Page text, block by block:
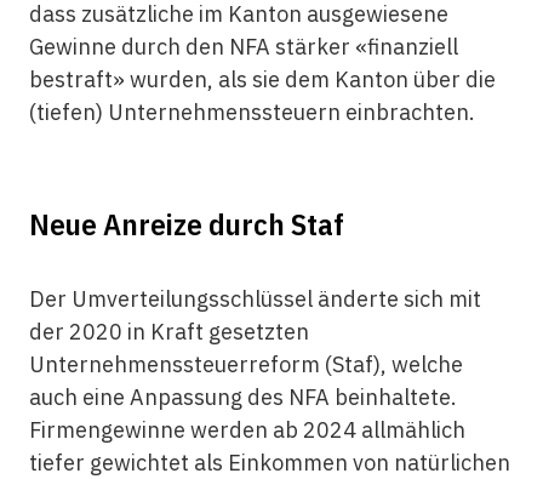
dass zusätzliche im Kanton ausgewiesene
Gewinne durch den NFA stärker «finanziell
bestraft» wurden, als sie dem Kanton über die
(tiefen) Unternehmenssteuern einbrachten.
Neue Anreize durch Staf
Der Umverteilungsschlüssel änderte sich mit
der 2020 in Kraft gesetzten
Unternehmenssteuerreform (Staf), welche
auch eine Anpassung des NFA beinhaltete.
Firmengewinne werden ab 2024 allmählich
tiefer gewichtet als Einkommen von natürlichen